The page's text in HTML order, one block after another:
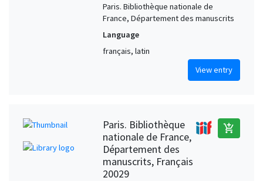
Paris. Bibliothèque nationale de
France, Département des manuscrits
Language
français, latin
View entry
Paris. Bibliothèque
nationale de France,
Département des
manuscrits, Français
20029
add_shopping_cart